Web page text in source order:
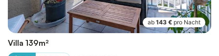
ab 143 € pro Nacht
Villa 139m²